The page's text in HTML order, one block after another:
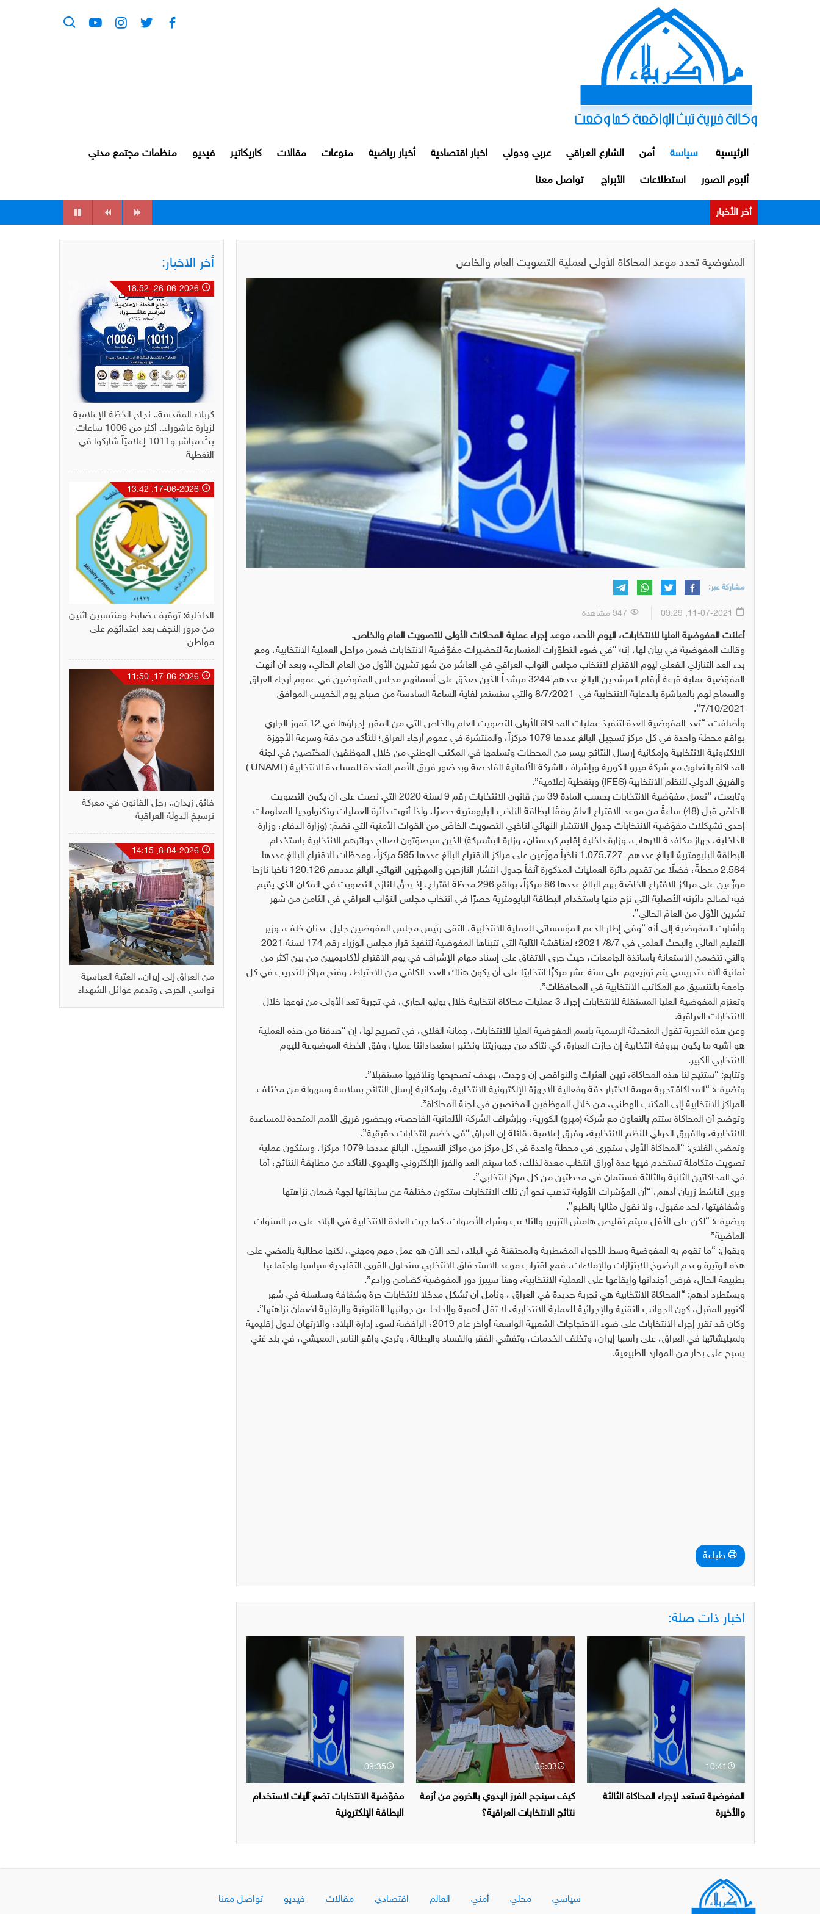
الرئيسية سياسة أمن الشارع العراقي عربي ودولي اخبار اقتصادية أخبار رياضية منوعات مقالات كاريكاتير فيديو منظمات مجتمع مدني
ألبوم الصور استطلاعات الأبراج تواصل معنا
أخر الأخبار
المفوضية تحدد موعد المحاكاة الأولى لعملية التصويت العام والخاص
مشاركة عبر:
أعلنت المفوضية العليا للانتخابات، اليوم الأحد، موعد إجراء عملية المحاكات الأولى للتصويت العام والخاص.
وقالت المفوضية في بيان لها، إنه “في ضوء التطوّرات المتسارعة لتحضيرات مفوّضية الانتخابات ضمن مراحل العملية الانتخابية، ومع
بدء العد التنازلي الفعلي ليوم الاقتراع لانتخاب مجلس النواب العراقي في العاشر من شهر تشرين الأول من العام الحالي، وبعد أن أنهت
المفوّضية عملية قرعة أرقام المرشحين البالغ عددهم 3244 مرشحاً الذين صدّق على أسمائهم مجلس المفوضين في عموم أرجاء العراق
والسماح لهم بالمباشرة بالدعاية الانتخابية في 8/7/2021 والتي ستستمر لغاية الساعة السادسة من صباح يوم الخميس الموافق
7/10/2021”.
وأضافت، “تعد المفوضية العدة لتنفيذ عمليات المحاكاة الأولى للتصويت العام والخاص التي من المقرر إجراؤها في 12 تموز الجاري
بواقع محطة واحدة في كل مركز تسجيل البالغ عددها 1079 مركزاً، والمنتشرة في عموم أرجاء العراق؛ للتأكد من دقة وسرعة الأجهزة
الالكترونية الانتخابية وإمكانية إرسال النتائج بيسر من المحطات وتسلمها في المكتب الوطني من خلال الموظفين المختصين في لجنة
المحاكاة بالتعاون مع شركة ميرو الكورية وبإشراف الشركة الألمانية الفاحصة وبحضور فريق الأمم المتحدة للمساعدة الانتخابية ( UNAMI )
والفريق الدولي للنظم الانتخابية (IFES) وبتغطية إعلامية”.
وتابعت، “تعمل مفوّضية الانتخابات بحسب المادة 39 من قانون الانتخابات رقم 9 لسنة 2020 التي نصت على أن يكون التصويت
الخاصّ قبل (48) ساعةً من موعد الاقتراع العامّ وفقًا لبطاقة الناخب البايومترية حصرًا، ولذا أنهت دائرة العمليات وتكنولوجيا المعلومات
إحدى تشيكلات مفوّضية الانتخابات جدول الانتشار النهائي لناخبي التصويت الخاصّ من القوات الأمنية التي تضمّ: (وزارة الدفاع، وزارة
الداخلية، جهاز مكافحة الارهاب، وزارة داخلية إقليم كردستان، وزارة البشمركة) الذين سيصوّتون لصالح دوائرهم الانتخابية باستخدام
البطاقة البايومترية البالغ عددهم 1.075.727 ناخباً موزّعين على مراكز الاقتراع البالغ عددها 595 مركزاً، ومحطّات الاقتراع البالغ عددها
2.584 محطةً، فضلًا عن تقديم دائرة العمليات المذكورة آنفاً جدول انتشار النازحين والمهجّرين النهائي البالغ عددهم 120.126 ناخبا نازحا
موزّعين على مراكز الاقتراع الخاصّة بهم البالغ عددها 86 مركزاً، بواقع 296 محطّة اقتراع، إذ يحقّ للنازح التصويت في المكان الذي يقيم
فيه لصالح دائرته الأصلية التي نزح منها باستخدام البطاقة البايومترية حصرًا في انتخاب مجلس النوّاب العراقي في الثامن من شهر
تشرين الأوّل من العامّ الحالي”.
وأشارت المفوضية إلى أنه “وفي إطار الدعم المؤسساتي للعملية الانتخابية، التقى رئيس مجلس المفوضين جليل عدنان خلف، وزير
التعليم العالي والبحث العلمي في 8/7/ 2021؛ لمناقشة الآلية التي تتبناها المفوضية لتنفيذ قرار مجلس الوزراء رقم 174 لسنة 2021
والتي تتضمن الاستعانة بأساتذة الجامعات، حيث جرى الاتفاق على إسناد مهام الإشراف في يوم الاقتراع لأكاديميين من بين أكثر من
ثمانية آلاف تدريسي يتم توزيعهم على ستة عشر مركزًا انتخابيًا على أن يكون هناك العدد الكافي من الاحتياط، وفتح مراكز للتدريب في كل
جامعة بالتنسيق مع المكاتب الانتخابية في المحافظات”.
وتعتزم المفوضية العليا المستقلة للانتخابات إجراء 3 عمليات محاكاة انتخابية خلال يوليو الجاري، في تجربة تعد الأولى من نوعها خلال
الانتخابات العراقية.
وعن هذه التجربة تقول المتحدثة الرسمية باسم المفوضية العليا للانتخابات، جمانة الغلاي، في تصريح لها، إن “هدفنا من هذه العملية
هو أشبه ما يكون ببروفة انتخابية إن جازت العبارة، كي نتأكد من جهوزيتنا ونختبر استعداداتنا عمليا، وفق الخطة الموضوعة لليوم
الانتخابي الكبير.
وتتابع: “ستتيح لنا هذه المحاكاة، تبين العثرات والنواقص إن وجدت، بهدف تصحيحها وتلافيها مستقبلا”.
وتضيف: “المحاكاة تجربة مهمة لاختبار دقة وفعالية الأجهزة الإلكترونية الانتخابية، وإمكانية إرسال النتائج بسلاسة وسهولة من مختلف
المراكز الانتخابية إلى المكتب الوطني، من خلال الموظفين المختصين في لجنة المحاكاة”.
وتوضح أن المحاكاة ستتم بالتعاون مع شركة (ميرو) الكورية، وبإشراف الشركة الألمانية الفاحصة، وبحضور فريق الأمم المتحدة للمساعدة
الانتخابية، والفريق الدولي للنظم الانتخابية، وفرق إعلامية، قائلة إن العراق “في خضم انتخابات حقيقية”.
وتمضي الغلاي: “المحاكاة الأولى ستجرى في محطة واحدة في كل مركز من مراكز التسجيل، البالغ عددها 1079 مركزا، وستكون عملية
تصويت متكاملة تستخدم فيها عدة أوراق انتخاب معدة لذلك، كما سيتم العد والفرز الإلكتروني واليدوي للتأكد من مطابقة النتائج، أما
في المحاكاتين الثانية والثالثة فستتمان في محطتين من كل مركز انتخابي”.
ويرى الناشط زريان أدهم، “أن المؤشرات الأولية تذهب نحو أن تلك الانتخابات ستكون مختلفة عن سابقاتها لجهة ضمان نزاهتها
وشفافيتها، لحد مقبول، ولا نقول مثاليا بالطبع”.
ويضيف: “لكن على الأقل سيتم تقليص هامش التزوير والتلاعب وشراء الأصوات، كما جرت العادة الانتخابية في البلاد على مر السنوات
الماضية”
ويقول: “ما تقوم به المفوضية وسط الأجواء المضطربة والمحتقنة في البلاد، لحد الآن هو عمل مهم ومهني، لكنها مطالبة بالمضي على
هذه الوتيرة وعدم الرضوخ للابتزازات والإملاءات، فمع اقتراب موعد الاستحقاق الانتخابي ستحاول القوى التقليدية سياسيا واجتماعيا
بطبيعة الحال، فرض أجنداتها وإيقاعها على العملية الانتخابية، وهنا سيبرز دور المفوضية كضامن ورادع”.
ويستطرد أدهم: “المحاكاة الانتخابية هي تجربة جديدة في العراق ، ونأمل أن تشكل مدخلا لانتخابات حرة وشفافة وسلسلة في شهر
أكتوبر المقبل، كون الجوانب التقنية والإجرائية للعملية الانتخابية، لا تقل أهمية وإلحاحا عن جوانبها القانونية والرقابية لضمان نزاهتها”.
وكان قد تقرر إجراء الانتخابات على ضوء الاحتجاجات الشعبية الواسعة أواخر عام 2019، الرافضة لسوء إدارة البلاد، والارتهان لدول إقليمية
ولميليشاتها في العراق، على رأسها إيران، وتخلف الخدمات، وتفشي الفقر والفساد والبطالة، وتردي واقع الناس المعيشي، في بلد غني
يسبح على بحار من الموارد الطبيعية.
طباعة
اخبار ذات صلة:
10:41
المفوضية تستعد لإجراء المحاكاة الثالثة
والأخيرة
06:03
كيف سينجح الفرز اليدوي بالخروج من أزمة
نتائج الانتخابات العراقية؟
09:35
مفوّضية الانتخابات تضع آليات لاستخدام
البطاقة الإلكترونية
أخر الاخبار:
كربلاء المقدسة.. نجاح الخطّة الإعلامية
لزيارة عاشوراء.. أكثر من 1006 ساعات
بثّ مباشر و1011 إعلاميّاً شاركوا في
التغطية
الداخلية: توقيف ضابط ومنتسبين اثنين
من مرور النجف بعد اعتدائهم على
مواطن
فائق زيدان.. رجل القانون في معركة
ترسيخ الدولة العراقية
من العراق إلى إيران.. العتبة العباسية
تواسي الجرحى وتدعم عوائل الشهداء
سياسي محلي أمني العالم اقتصادي مقالات فيديو تواصل معنا